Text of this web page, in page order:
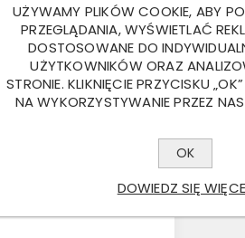
UŻYWAMY PLIKÓW COOKIE, ABY
PRZEGLĄDANIA, WYŚWIETLAĆ
DOSTOSOWANE DO
UŻYTKOWNIKÓW ORAZ
STRONIE. KLIKNIĘCIE PRZYCISKU
NA WYKORZYSTYWANIE PRZEZ
OK
DOWIEDZ SIĘ